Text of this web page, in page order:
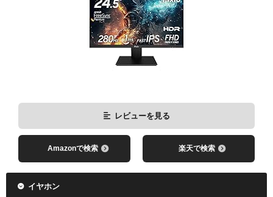
レビューを見る
Amazonで検索 楽天で検索
イヤホン